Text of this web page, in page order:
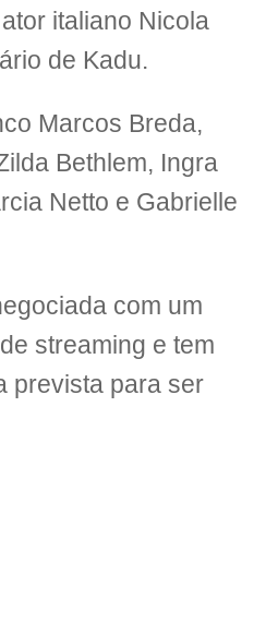
italiano Nicola
de Kadu.
Marcos Breda,
Bethlem, Ingra
Netto e Gabrielle
com um
streaming e tem
prevista para ser